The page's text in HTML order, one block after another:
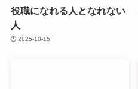
役職になれる人となれない
人
2025-10-15